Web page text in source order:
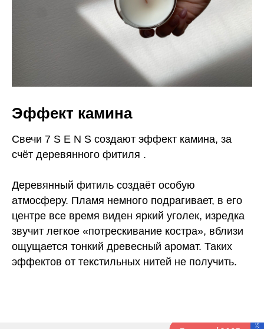
Эффект камина
Свечи 7 S E N S создают эффект камина, за
счёт деревянного фитиля .
Деревянный фитиль создаёт особую
атмосферу. Пламя немного подрагивает, в его
центре все время виден яркий уголек, изредка
звучит легкое «потрескивание костра», вблизи
ощущается тонкий древесный аромат. Таких
эффектов от текстильных нитей не получить.